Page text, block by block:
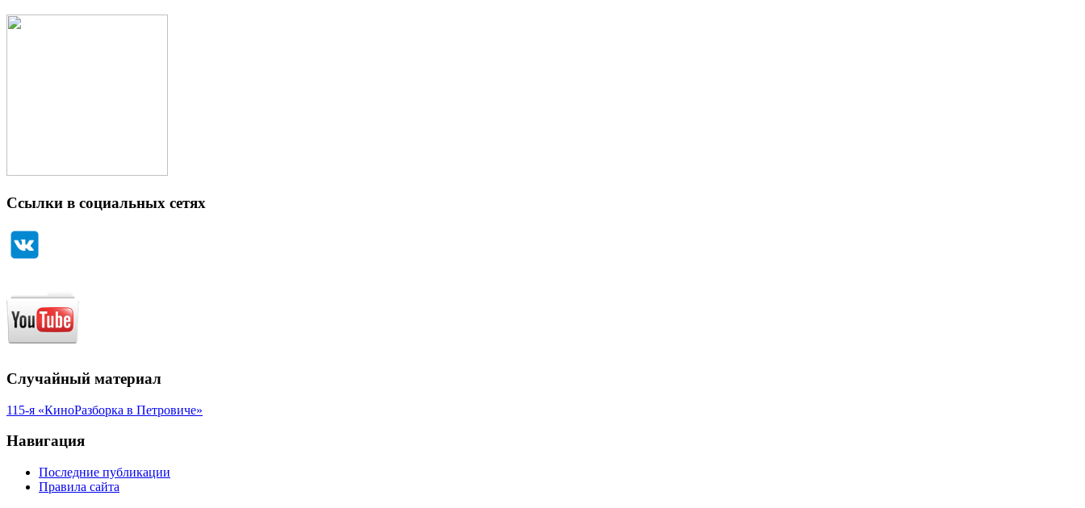
Ссылки в социальных сетях
Случайный материал
115-я «КиноРазборка в Петровиче»
Навигация
Последние публикации
Правила сайта